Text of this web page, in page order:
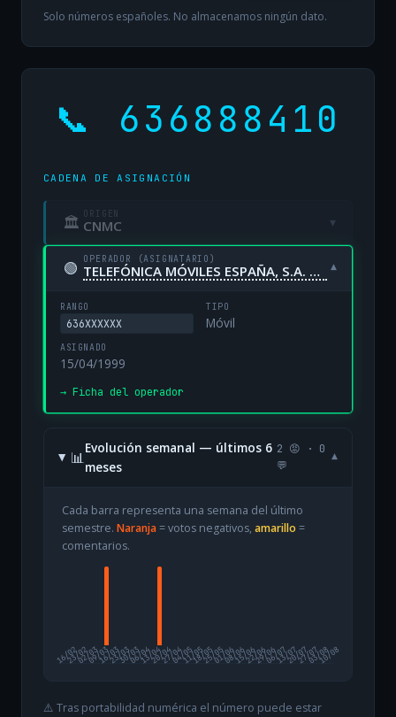
Solo números españoles. No almacenamos ningún dato.
📞 636888410
CADENA DE ASIGNACIÓN
🏛 ORIGEN
CNMC ▾
🟢 OPERADOR (ASIGNATARIO)
TELEFÓNICA MÓVILES ESPAÑA, S.A. UNIPERSONAL ▾
RANGO
636XXXXXX
TIPO
Móvil
ASIGNADO
15/04/1999
→ Ficha del operador
📊
Evolución semanal — últimos 6
meses
2 😡 · 0
💬
▾
Cada barra representa una semana del último
semestre. Naranja= votos negativos, amarillo =
comentarios.
16/02
23/0202/0309/0316/0323/0330/0306/0413/0420/0427/0404/0511/0518/0525/0501/0608/0615/0622/0629/0606/0713/0720/0727/0703/08
10/08
⚠️ Tras portabilidad numérica el número puede estar